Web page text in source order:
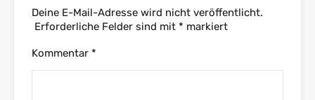
Deine E-Mail-Adresse wird nicht veröffentlicht.
Erforderliche Felder sind mit * markiert
Kommentar *